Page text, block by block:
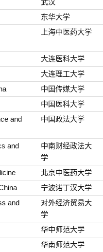
武汉
东华大学
上海中医药大学
大连医科大学
大连理工大学
中国传媒大学
中国医科大学
and
中国政法大学
and
中南财经政法大
学
北京中医药大学
宁波诺丁汉大学
and
对外经济贸易大
学
华中师范大学
华南师范大学